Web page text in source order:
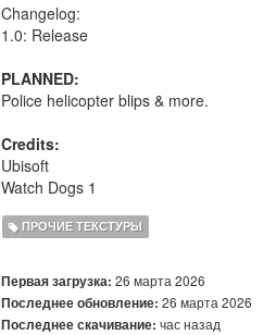
Changelog:
1.0: Release
PLANNED:
Police helicopter blips & more.
Credits:
Ubisoft
Watch Dogs 1
ПРОЧИЕ ТЕКСТУРЫ
Первая загрузка: 26 марта 2026
Последнее обновление: 26 марта 2026
Последнее скачивание: час назад